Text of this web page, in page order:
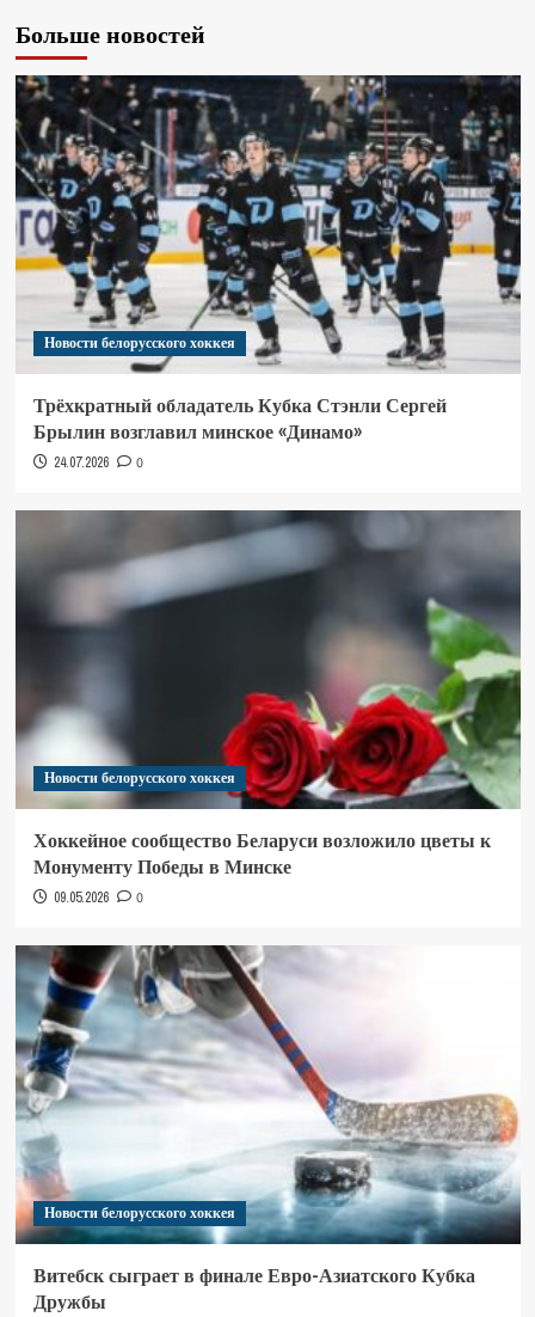
Больше новостей
Новости белорусского хоккея
Трёхкратный обладатель Кубка Стэнли Сергей
Брылин возглавил минское «Динамо»
24.07.2026 0
Новости белорусского хоккея
Хоккейное сообщество Беларуси возложило цветы к
Монументу Победы в Минске
09.05.2026 0
Новости белорусского хоккея
Витебск сыграет в финале Евро-Азиатского Кубка
Дружбы